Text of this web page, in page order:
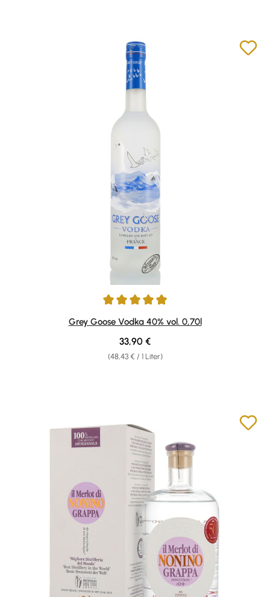
Durchschnittliche Bewertung von 4.95 von 5 Sternen
Grey Goose Vodka 40% vol. 0,70l
(48,43 € / 1 Liter)
Regulärer Preis:
33,90 €